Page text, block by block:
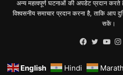
अन्य महत्वपूर्ण घटनाओं की अपडेट प्रदान
विश्वसनीय समाचार प्रदान करना है, ताकि आप
सकें।
English Hindi